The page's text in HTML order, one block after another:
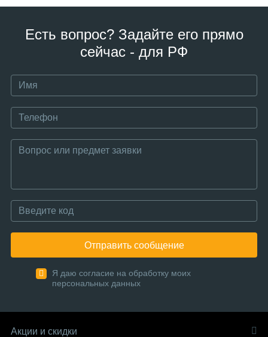
Есть вопрос? Задайте его прямо
сейчас - для РФ
Отправить сообщение
Я даю согласие на обработку моих
персональных данных
Акции и скидки